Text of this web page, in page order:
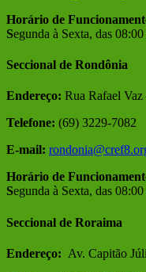
Horário de
Segunda à Sexta, das
Seccional de Rondônia
Endereço: Rua Rafael
Telefone: (69) 3229-7082
E-mail:
Horário de
Segunda à Sexta, das
Seccional de Roraima
Endereço: Av. Capitão